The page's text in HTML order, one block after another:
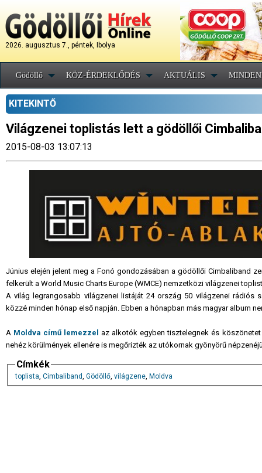
2026. augusztus 7., péntek, Ibolya
Gödöllő KÖZ-ÉRDEKLŐDÉS AKTUÁLIS
KITEKINTŐ
Világzenei toplistás lett a gödöllői
2015-08-03 13:07:13
Június elején jelent meg a Fonó gondozásában a gödöllői Cimbaliband
felkerült a World Music Charts Europe (WMCE) nemzetközi világzenei
A világ legrangosabb világzenei listáját 24 ország 50 világzenei rádiós
közzé minden hónap első napján. Ebben a hónapban más magyar album
A Moldva című lemezzel az alkotók egyben tisztelegnek és
nehéz körülmények ellenére is megőrizték az utókornak gyönyörű
Címkék
toplista, Cimbaliband, Gödöllő, világzene, Moldva